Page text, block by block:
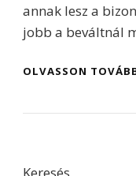
annak lesz a
jobb a beváltnál
OLVASSON
Keresés